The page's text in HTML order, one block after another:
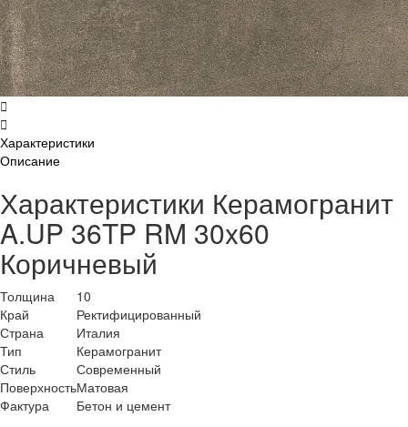
Характеристики
Описание
Характеристики Керамогранит
A.UP 36TP RM 30x60
Коричневый
Толщина
10
Край
Ректифицированный
Страна
Италия
Тип
Керамогранит
Стиль
Современный
ПоверхностьМатовая
Фактура
Бетон и цемент